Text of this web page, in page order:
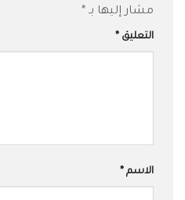
مشار إليها بـ *
التعليق *
الاسم *